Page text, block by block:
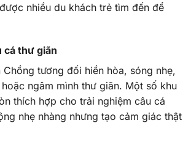
nhiều du khách trẻ tìm đến để
cá thư giãn
Chồng tương đối hiền hòa, sóng nhẹ,
ngâm mình thư giãn. Một số khu
thích hợp cho trải nghiệm câu cá
nhẹ nhàng nhưng tạo cảm giác thật